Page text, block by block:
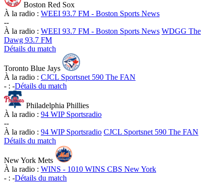
Boston Red Sox
À la radio : WEEI 93.7 FM - Boston Sports News
--
À la radio : WEEI 93.7 FM - Boston Sports News WDGG The
Dawg 93.7 FM
Détails du match
Toronto Blue Jays
À la radio : CJCL Sportsnet 590 The FAN
- : -Détails du match
Philadelphia Phillies
À la radio : 94 WIP Sportsradio
--
À la radio : 94 WIP Sportsradio CJCL Sportsnet 590 The FAN
Détails du match
New York Mets
À la radio : WINS - 1010 WINS CBS New York
- : -Détails du match